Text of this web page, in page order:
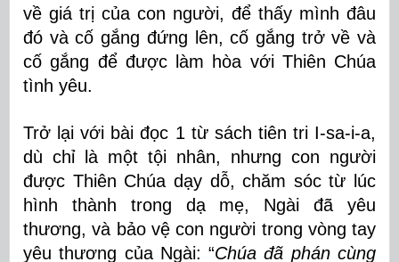
về giá trị của con người, để thấy mình đâu
đó và cố gắng đứng lên, cố gắng trở về và
cố gắng để được làm hòa với Thiên Chúa
tình yêu.
Trở lại với bài đọc 1 từ sách tiên tri I-sa-i-a,
dù chỉ là một tội nhân, nhưng con người
được Thiên Chúa dạy dỗ, chăm sóc từ lúc
hình thành trong dạ mẹ, Ngài đã yêu
thương, và bảo vệ con người trong vòng tay
yêu thương của Ngài: “Chúa đã phán cùng